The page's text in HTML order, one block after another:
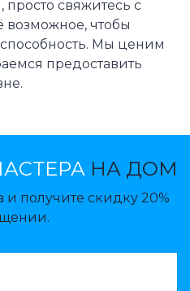
свяжитесь с
чтобы
Мы ценим
предоставить
НА ДОМ
и получите скидку 20%